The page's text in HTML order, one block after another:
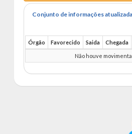
Conjunto de informações
Órgão Favorecido Saida Chegada
Não houve